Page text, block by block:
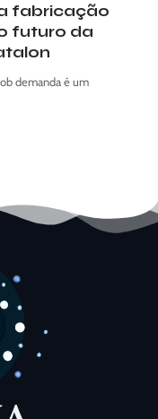
fabricação
futuro da
demanda é um